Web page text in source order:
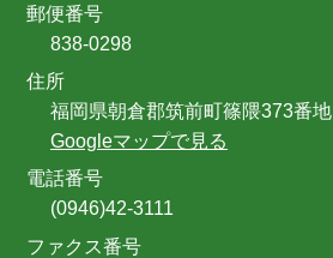
郵便番号
838-0298
住所
福岡県朝倉郡筑前町篠隈373番地
Googleマップで見る
電話番号
(0946)42-3111
ファクス番号